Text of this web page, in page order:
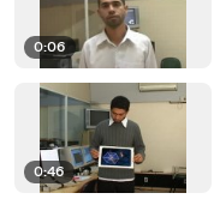
0:06
0:46